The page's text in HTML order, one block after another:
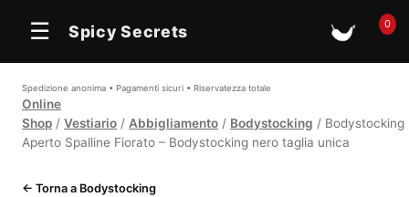
☰ Spicy Secrets 🛒0
Spedizione anonima • Pagamenti sicuri • Riservatezza totale
Online
Shop / Vestiario / Abbigliamento / Bodystocking / Bodystocking
Aperto Spalline Fiorato – Bodystocking nero taglia unica
← Torna a Bodystocking